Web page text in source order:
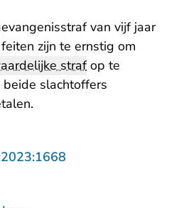
van vijf jaar
zijn te ernstig om
strafop te
slachtoffers